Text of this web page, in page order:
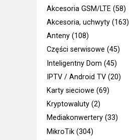
Akcesoria GSM/LTE (58)
Akcesoria, uchwyty (163)
Anteny (108)
Części serwisowe (45)
Inteligentny Dom (45)
IPTV / Android TV (20)
Karty sieciowe (69)
Kryptowaluty (2)
Mediakonwertery (33)
MikroTik (304)